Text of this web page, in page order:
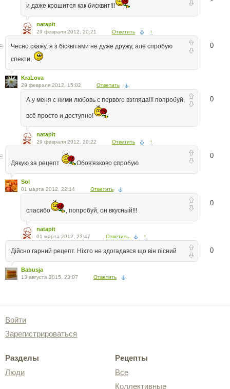
и даже крошится как бисквит!!!
natapit
29 февраля 2012, 20:21 Ответить ↑
0
Чесно скажу, я з бісквітами не дуже дружу, але спробую
спекти,
KraLova
29 февраля 2012, 15:02 Ответить
0
А у меня с ними любовь с первого взгляда!!! попробуй,
всё просто и доступно!
natapit
29 февраля 2012, 20:22 Ответить ↑
0
Дякую за рецепт Обов'язково спробую
Sol
01 марта 2012, 22:14 Ответить
0
спасибо , попробуй, он вкусный!!!
natapit
01 марта 2012, 22:47 Ответить ↑
0
Дійсно гарний рецепт. Ніхто не здогадався що він пісний
Babusja
13 августа 2015, 23:07 Ответить
Войти
Зарегистрироваться
Разделы
Люди
Рецепты
Все
Коллективные